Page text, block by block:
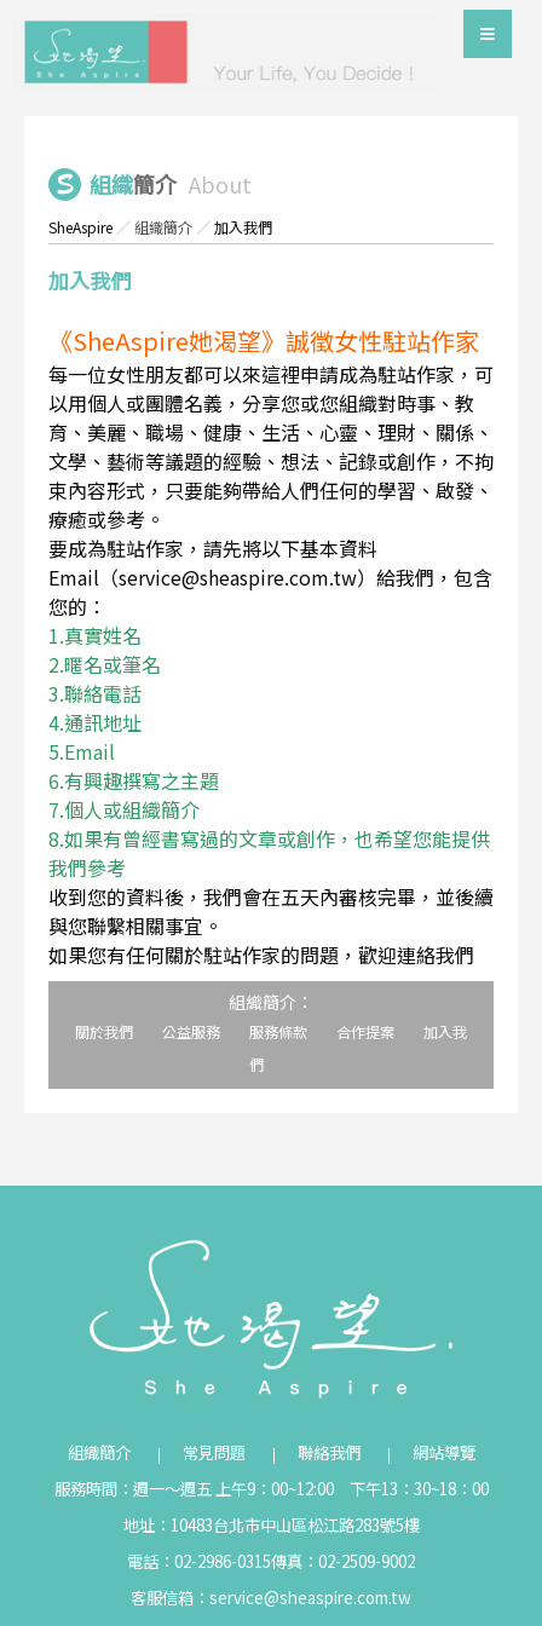
組織簡介 About
SheAspire ／組織簡介 ／加入我們
加入我們
《SheAspire她渴望》誠徵女性駐站作家
每一位女性朋友都可以來這裡申請成為駐站作家，可
以用個人或團體名義，分享您或您組織對時事、教
育、美麗、職場、健康、生活、心靈、理財、關係、
文學、藝術等議題的經驗、想法、記錄或創作，不拘
束內容形式，只要能夠帶給人們任何的學習、啟發、
療癒或參考。
要成為駐站作家，請先將以下基本資料
Email（service@sheaspire.com.tw）給我們，包含
您的：
1.真實姓名
2.暱名或筆名
3.聯絡電話
4.通訊地址
5.Email
6.有興趣撰寫之主題
7.個人或組織簡介
8.如果有曾經書寫過的文章或創作，也希望您能提供
我們參考
收到您的資料後，我們會在五天內審核完畢，並後續
與您聯繫相關事宜。
如果您有任何關於駐站作家的問題，歡迎連絡我們
組織簡介：
關於我們 公益服務 服務條款 合作提案
加入我
們
組織簡介 常見問題 聯絡我們
網站導覽
服務時間：週一～週五 上午9：00~12:00 下午13：30~18：00
地址：10483台北市中山區松江路283號5樓
電話：02-2986-0315傳真：02-2509-9002
客服信箱： service@sheaspire.com.tw